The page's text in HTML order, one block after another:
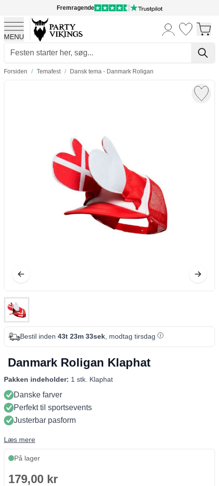
Fremragende
MENU
Skip to Content
Forsiden / Temafest / Dansk tema - Danmark Roligan
Bestil inden 43t 23m 32sek, modtag tirsdag
Danmark Roligan Klaphat
Pakken indeholder: 1 stk. Klaphat
Danske farver
Perfekt til sportsevents
Justerbar pasform
Læs mere
På lager
179,00 kr